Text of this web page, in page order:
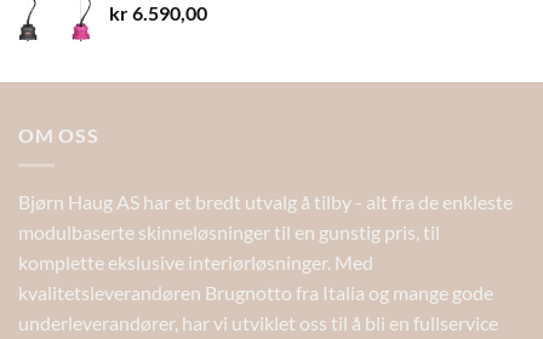
kr6.590,00
OM OSS
Bjørn Haug AS har et bredt utvalg å tilby - alt fra de enkleste
modulbaserte skinneløsninger til en gunstig pris, til
komplette ekslusive interiørløsninger. Med
kvalitetsleverandøren Brugnotto fra Italia og mange gode
underleverandører, har vi utviklet oss til å bli en fullservice